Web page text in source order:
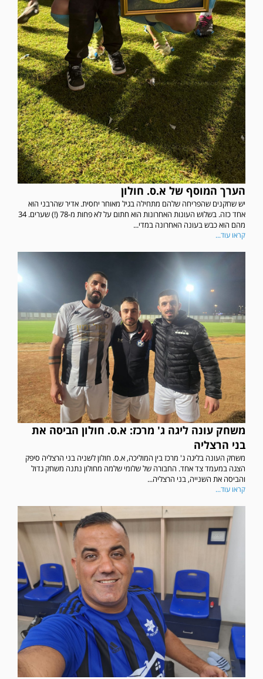
הערך המוסף של א.ס. חולון
יש שחקנים שהפריחה שלהם מתחילה בגיל מאוחר יחסית. אדיר שהרבני הוא
אחד כזה. בשלוש העונות האחרונות הוא חתום על לא פחות מ-78 (!) שערים. 34
מהם הוא כבש בעונה האחרונה במדי...
קראו עוד...
משחק עונה ליגה ג' מרכז: א.ס. חולון הביסה את
בני הרצליה
משחק העונה בליגה ג' מרכז בין המוליכה, א.ס. חולון לשניה בני הרצליה סיפק
הצגה במעמד צד אחד. החבורה של שלומי שלמה מחולון נתנה משחק גדול
והביסה את השנייה, בני הרצליה...
קראו עוד...